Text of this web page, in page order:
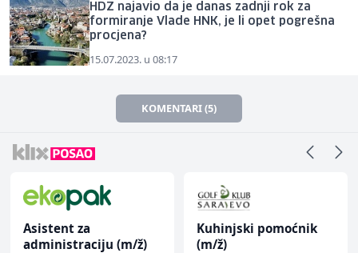
HDZ najavio da je danas zadnji rok za
formiranje Vlade HNK, je li opet pogrešna
procjena?
15.07.2023. u 08:17
KOMENTARI (5)
Asistent za
administraciju (m/ž)
Kuhinjski pomoćnik
(m/ž)